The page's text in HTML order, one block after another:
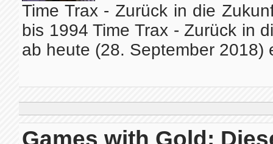
Time Trax - Zurück in die
bis 1994 Time Trax - Zurück in
ab heute (28. September 2018)
Games with Gold: